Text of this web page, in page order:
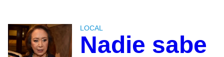
LOCAL
Nadie sabe